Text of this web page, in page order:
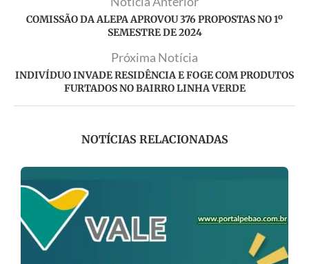
COMISSÃO DA ALEPA APROVOU 376 PROPOSTAS NO 1º
SEMESTRE DE 2024
Próxima Notícia
INDIVÍDUO INVADE RESIDÊNCIA E FOGE COM PRODUTOS
FURTADOS NO BAIRRO LINHA VERDE
NOTÍCIAS RELACIONADAS